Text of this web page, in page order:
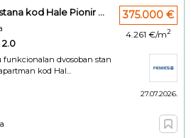
kod Hale Pionir ...
2.0
funkcionalan dvosoban stan
kod Hal...
375.000 €
4.261 €/m2
27.07.2026.